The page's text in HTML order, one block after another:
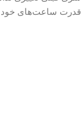
قدرت ساعت‌های خود